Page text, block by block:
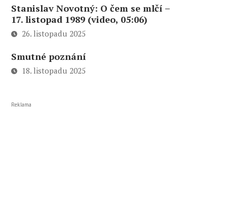
Stanislav Novotný: O čem se mlčí –
17. listopad 1989 (video, 05:06)
26. listopadu 2025
Smutné poznání
18. listopadu 2025
Reklama